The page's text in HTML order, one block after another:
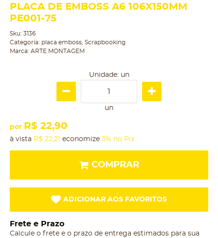
PLACA DE EMBOSS A6 106X150MM
PE001-75
Sku: 3136
Categoria: placa emboss Scrapbooking
Marca: ARTE MONTAGEM
Unidade: un
un
por R$ 22,90
à vista R$ 22,21 economize 3% no Pix
COMPRAR
ADICIONAR AOS FAVORITOS
Frete e Prazo
Calcule o frete e o prazo de entrega estimados para sua